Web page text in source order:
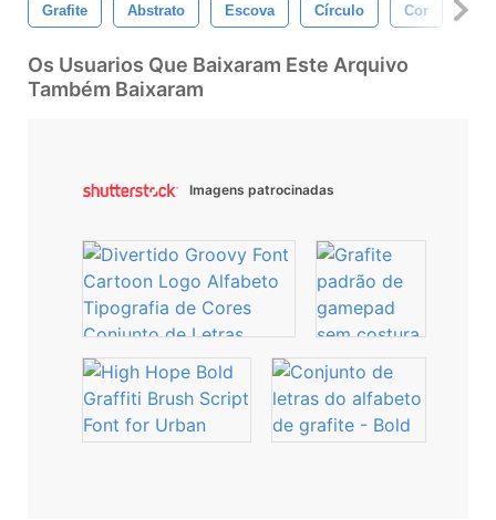
Grafite Abstrato Escova Círculo Cor
Os Usuarios Que Baixaram Este Arquivo
Também Baixaram
Imagens patrocinadas